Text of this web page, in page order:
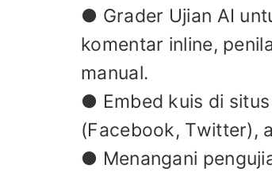
● Grader Ujian AI
komentar inline,
manual.
● Embed kuis di
(Facebook, Twitter),
● Menangani